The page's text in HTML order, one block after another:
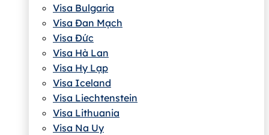
Visa Bulgaria
Visa Đan Mạch
Visa Đức
Visa Hà Lan
Visa Hy Lạp
Visa Iceland
Visa Liechtenstein
Visa Lithuania
Visa Na Uy